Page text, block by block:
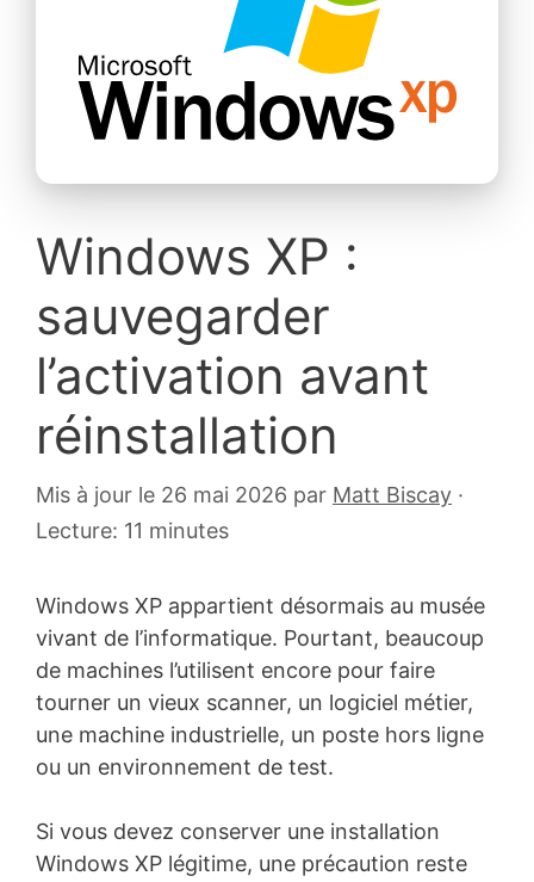
Windows XP :
sauvegarder
l’activation avant
réinstallation
Mis à jour le 26 mai 2026 21
par Matt Biscay ·
Lecture: 11 minutes
Windows XP appartient désormais au musée
vivant de l’informatique. Pourtant, beaucoup
de machines l’utilisent encore pour faire
tourner un vieux scanner, un logiciel métier,
une machine industrielle, un poste hors ligne
ou un environnement de test.
Si vous devez conserver une installation
Windows XP légitime, une précaution reste